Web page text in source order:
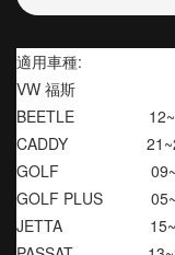
適用車種:
VW 福斯
BEETLE
CADDY
GOLF
GOLF PLUS
JETTA